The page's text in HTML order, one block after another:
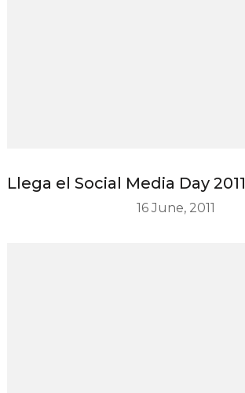
Llega el Social Media Day 2011
16 June, 2011